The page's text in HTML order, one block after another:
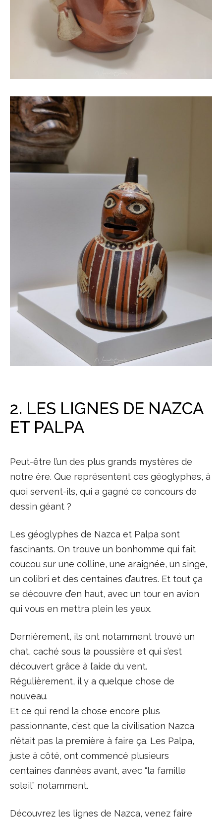
2. LES LIGNES DE NAZCA
ET PALPA
Peut-être l’un des plus grands mystères de
notre ère. Que représentent ces géoglyphes, à
quoi servent-ils, qui a gagné ce concours de
dessin géant ?
Les géoglyphes de Nazca et Palpa sont
fascinants. On trouve un bonhomme qui fait
coucou sur une colline, une araignée, un singe,
un colibri et des centaines d’autres. Et tout ça
se découvre d’en haut, avec un tour en avion
qui vous en mettra plein les yeux.
Dernièrement, ils ont notamment trouvé un
chat, caché sous la poussière et qui s’est
découvert grâce à l’aide du vent.
Régulièrement, il y a quelque chose de
nouveau.
Et ce qui rend la chose encore plus
passionnante, c’est que la civilisation Nazca
n’était pas la première à faire ça. Les Palpa,
juste à côté, ont commencé plusieurs
centaines d’années avant, avec “la famille
soleil” notamment.
Découvrez les lignes de Nazca, venez faire